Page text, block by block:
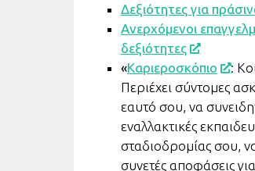
Δεξιότητες για
Ανερχόμενοι
δεξιότητες
«Καριεροσκόπιο
:
Περιέχει σύντομες
εαυτό σου, να
εναλλακτικές
σταδιοδρομίας σου,
συνετές αποφάσεις